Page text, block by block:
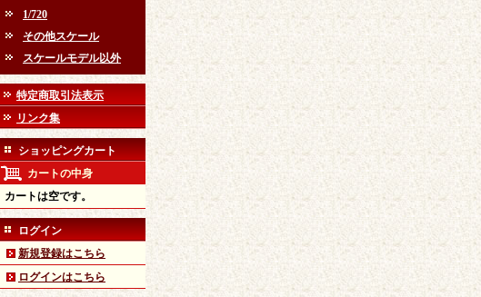
1/720
その他スケール
スケールモデル以外
特定商取引法表示
リンク集
ショッピングカート
カートの中身
カートは空です。
ログイン
新規登録はこちら
ログインはこちら